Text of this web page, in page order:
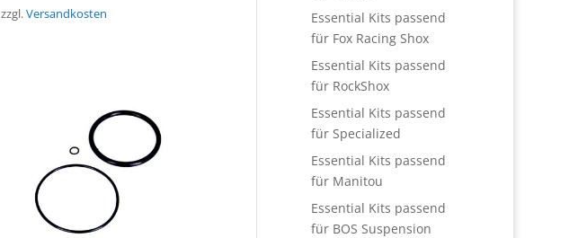
zzgl.Versandkosten
Essential Kits passend
für Fox Racing Shox
Essential Kits passend
für RockShox
Essential Kits passend
für Specialized
Essential Kits passend
für Manitou
Essential Kits passend
für BOS Suspension